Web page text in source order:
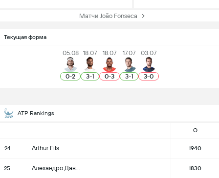
Матчи João Fonseca
Текущая форма
05.08
0-2
18.07
3-1
18.07
0-3
17.07
3-1
03.07
3-0
ATP Rankings
О
24 Arthur Fils 1940
25 Алехандро Давидович Фокина 1830